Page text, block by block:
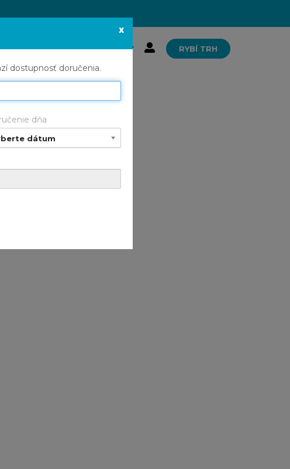
KONTAKT RYBÍ TRH
x
dostupnosť doručenia.
dňa
dátum